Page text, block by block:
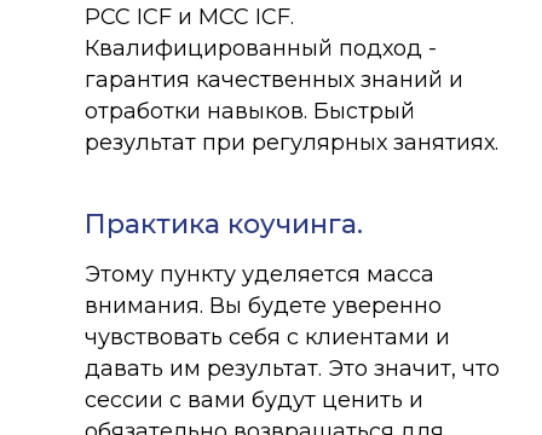
PCC ICF и MCC ICF.
Квалифицированный подход -
гарантия качественных знаний и
отработки навыков. Быстрый
результат при регулярных занятиях.
Практика коучинга.
Этому пункту уделяется масса
внимания. Вы будете уверенно
чувствовать себя с клиентами и
давать им результат. Это значит, что
сессии с вами будут ценить и